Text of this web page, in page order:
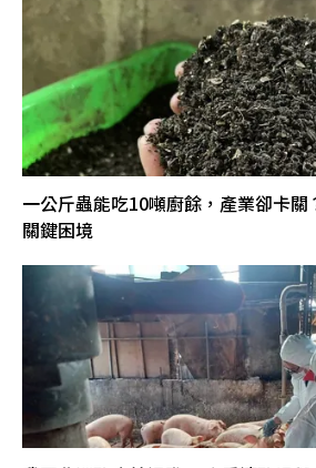
一公斤蟲能吃10噸廚餘，產業卻卡關
關鍵困境